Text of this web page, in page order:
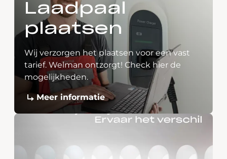
Laadpaal
plaatsen
Wij verzorgen het plaatsen voor een vast
tarief. Welman ontzorgt! Check hier de
mogelijkheden.
Meer informatie